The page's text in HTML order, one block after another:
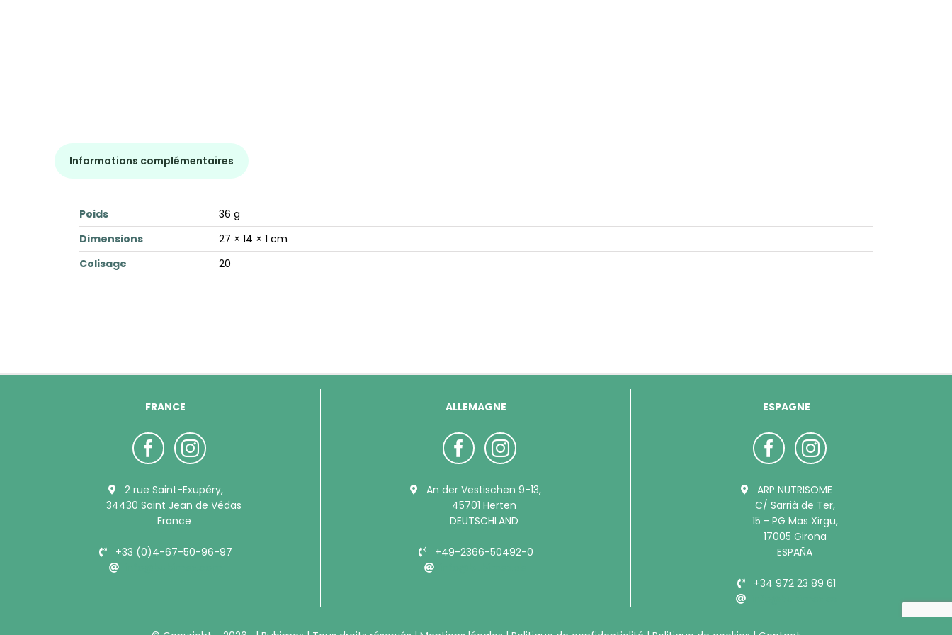
Informations complémentaires
Poids
36 g
Dimensions
27 × 14 × 1 cm
Colisage
20
FRANCE
2 rue Saint-Exupéry,
34430 Saint Jean de Védas
France
+33 (0)4-67-50-96-97
ALLEMAGNE
An der Vestischen 9-13,
45701 Herten
DEUTSCHLAND
+49-2366-50492-0
ESPAGNE
ARP NUTRISOME
C/ Sarrià de Ter,
15 - PG Mas Xirgu,
17005 Girona
ESPAÑA
+34 972 23 89 61